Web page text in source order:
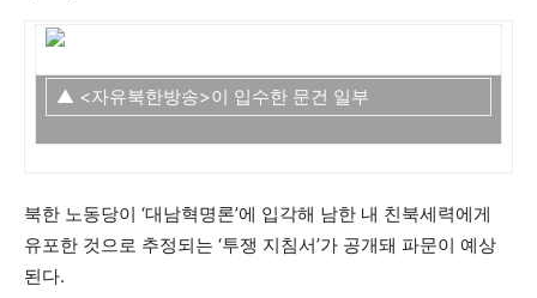
▲ <자유북한방송>이 입수한 문건 일부
북한 노동당이 ‘대남혁명론’에 입각해 남한 내 친북세력에게
유포한 것으로 추정되는 ‘투쟁 지침서’가 공개돼 파문이 예상
된다.